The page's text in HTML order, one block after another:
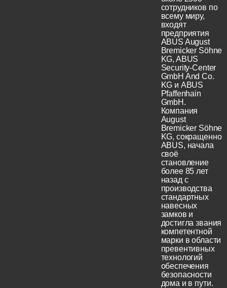
сотрудников по
всему миру,
входят
предприятия
ABUS August
Bremicker Söhne
KG, ABUS
Security-Center
GmbH And Co.
KG и ABUS
Pfaffenhain
GmbH.
Компания
August
Bremicker Söhne
KG, сокращенно
ABUS, начала
своё
становление
более 85 лет
назад с
производства
стандартных
навесных
замков и
достигла звания
компетентной
марки в области
превентивных
технологий
обеспечения
безопасности
дома и в пути.